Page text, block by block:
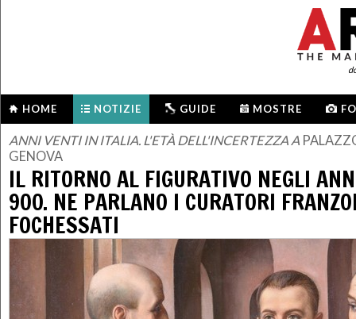
HOME NOTIZIE GUIDE MOSTRE
ANNI VENTI IN ITALIA. L'ETÀ DELL'INCERTEZZA A
GENOVA
IL RITORNO AL FIGURATIVO NEGLI
900. NE PARLANO I CURATORI
FOCHESSATI